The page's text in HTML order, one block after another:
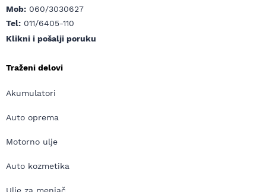
Mob: 060/3030627
Tel: 011/6405-110
Klikni i pošalji poruku
Traženi delovi
Akumulatori
Auto oprema
Motorno ulje
Auto kozmetika